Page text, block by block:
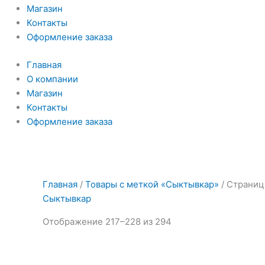
Магазин
Контакты
Оформление заказа
Главная
О компании
Магазин
Контакты
Оформление заказа
Главная / Товары с меткой «Сыктывкар» /
Сыктывкар
Отображение 217–228 из 294